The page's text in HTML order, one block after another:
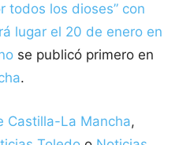
todos los dioses” con
lugar el 20 de enero en
se publicó primero en
.
Castilla-La Mancha,